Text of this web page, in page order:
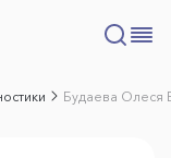
Будаева Олеся